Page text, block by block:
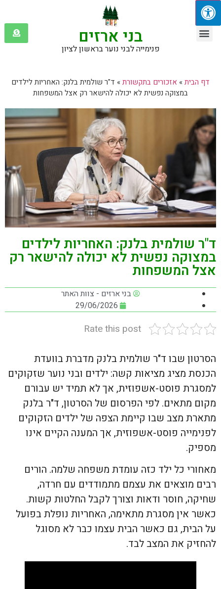
בני ארזים
פנימייה לבני נוער בראשון לציון
דף הבית » אזכורים בתקשורת » ד"ר שולמית בלנק: האחריות לילדים
במצוקה נפשית לא יכולה להישאר רק אצל המשפחות
ד"ר שולמית בלנק: האחריות לילדים
במצוקה נפשית לא יכולה להישאר רק
אצל המשפחות
בני ארזים - צוות האתר
29/06/2026
Rate this post
הסרטון שבו ד"ר שולמית בלנק מדברת בוועדת
הכנסת מציג מציאות קשה: ילדים ובני נוער שזקוקים
למסגרת פוסט-אשפוזית, אך לא תמיד יש עבורם
מקום מתאים. לפי הפרסום של הסרטון, ד"ר בלנק
מתארת מצב שבו קיימת הצפה של ילדים הזקוקים
לפנימייה פוסט-אשפוזית, אך המענה הקיים אינו
מספיק.
מאחורי כל ילד כזה עומדת משפחה שלמה. הורים
רבים מוצאים את עצמם מתמודדים עם חרדה,
שחיקה, חוסר ודאות וצורך לקבל החלטות קשות.
כאשר אין מסגרת מתאימה, האחריות נופלת בפועל
על הבית, גם כאשר הבית עצמו כבר לא מסוגל
להחזיק את המצב לבד.